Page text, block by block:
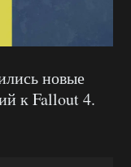
новые
к Fallout 4.